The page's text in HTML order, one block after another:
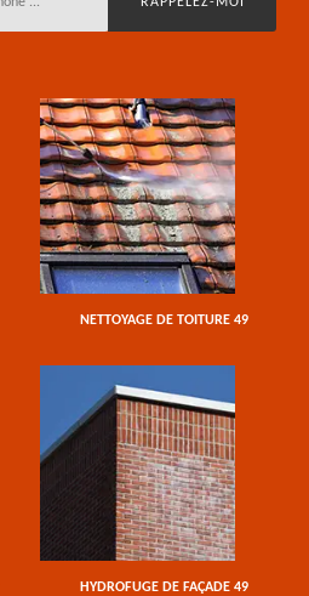
NETTOYAGE DE TOITURE 49
HYDROFUGE DE FAÇADE 49